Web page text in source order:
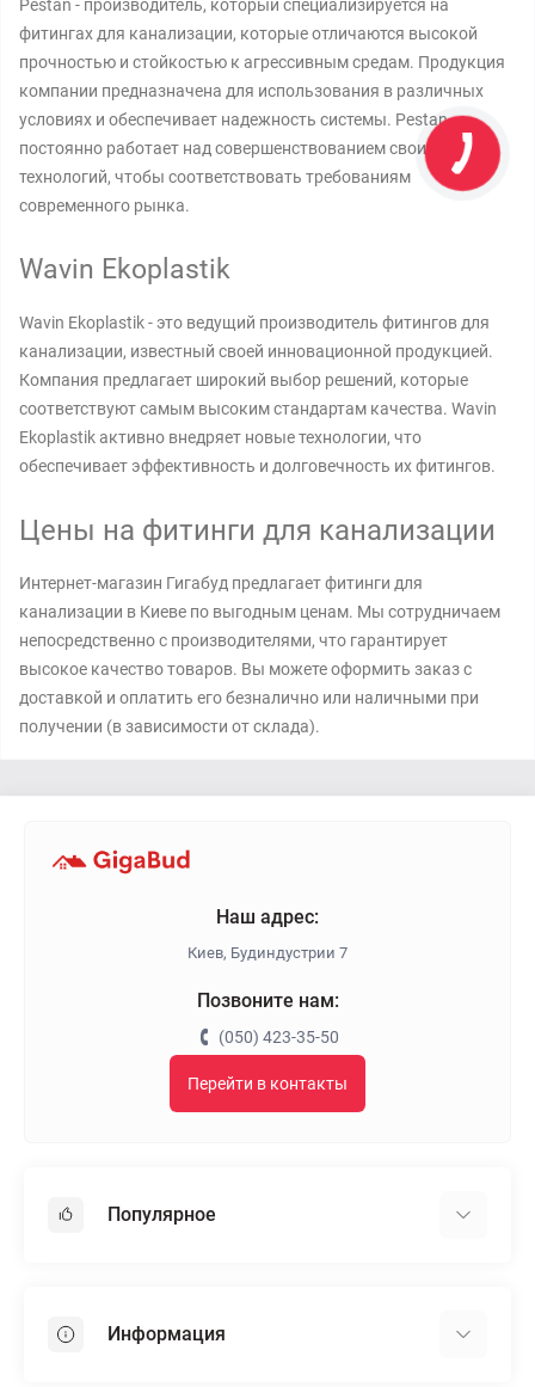
Pestan - производитель, который специализируется на
фитингах для канализации, которые отличаются высокой
прочностью и стойкостью к агрессивным средам. Продукция
компании предназначена для использования в различных
условиях и обеспечивает надежность системы. Pestan
постоянно работает над совершенствованием своих
технологий, чтобы соответствовать требованиям
современного рынка.
Wavin Ekoplastik
Wavin Ekoplastik - это ведущий производитель фитингов для
канализации, известный своей инновационной продукцией.
Компания предлагает широкий выбор решений, которые
соответствуют самым высоким стандартам качества. Wavin
Ekoplastik активно внедряет новые технологии, что
обеспечивает эффективность и долговечность их фитингов.
Цены на фитинги для канализации
Интернет-магазин Гигабуд предлагает фитинги для
канализации в Киеве по выгодным ценам. Мы сотрудничаем
непосредственно с производителями, что гарантирует
высокое качество товаров. Вы можете оформить заказ с
доставкой и оплатить его безналично или наличными при
получении (в зависимости от склада).
Наш адрес:
Киев, Будиндустрии 7
Позвоните нам:
(050) 423-35-50
Перейти в контакты
Популярное
Пенопласт
Информация